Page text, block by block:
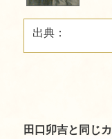
出典：
田口卯吉と同じ